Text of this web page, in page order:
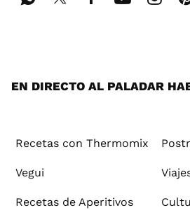
EN DIRECTO AL PALADAR
Recetas con Thermomix
Vegui
Recetas de Aperitivos